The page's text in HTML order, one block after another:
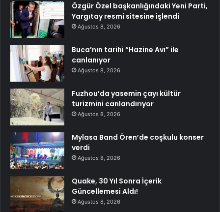
Özgür Özel başkanlığındaki Yeni Parti,
Yargıtay resmi sitesine işlendi
Ağustos 8, 2026
Buca’nın tarihi “Hazine Avı” ile
canlanıyor
Ağustos 8, 2026
Fuzhou’da yasemin çayı kültür
turizmini canlandırıyor
Ağustos 8, 2026
Mylasa Band Ören’de coşkulu konser
verdi
Ağustos 8, 2026
Quake, 30 Yıl Sonra İçerik
Güncellemesi Aldı!
Ağustos 8, 2026